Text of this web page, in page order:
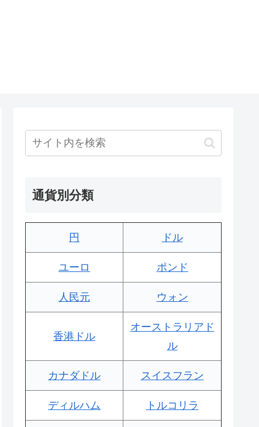
通貨別分類
円 ドル
ユーロ ポンド
人民元 ウォン
香港ドル
オーストラリアド
ル
カナダドル スイスフラン
ディルハム トルコリラ